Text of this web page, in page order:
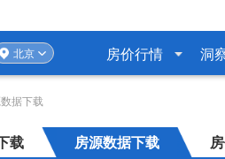
北京 房价行情 洞
据下载
载 房源数据下载